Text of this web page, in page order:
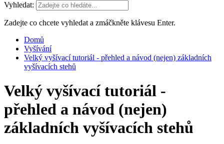
Vyhledat:
Zadejte co chcete vyhledat a zmáčkněte klávesu Enter.
Domů
Vyšívání
Velký vyšívací tutoriál - přehled a návod (nejen) základních
vyšívacích stehů
Velký vyšívací tutoriál -
přehled a návod (nejen)
základních vyšívacích stehů